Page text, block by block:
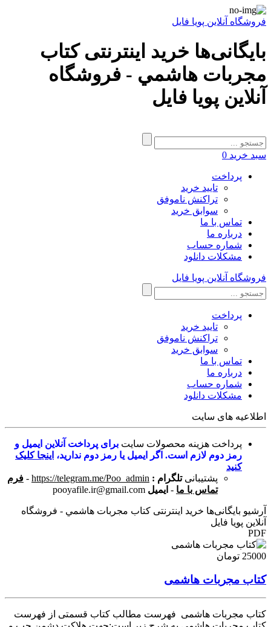
فروشگاه آنلاین پویا فایل
بایگانی‌ها خرید اینترنتی کتاب
مجربات هاشمي - فروشگاه
آنلاین پویا فایل
سبد خرید 0
پرداخت
تایید خرید
تراکنش ناموفق
سوابق خرید
تماس با ما
درباره ما
شماره حساب
مشکلات دانلود
فروشگاه آنلاین پویا فایل
پرداخت
تایید خرید
تراکنش ناموفق
سوابق خرید
تماس با ما
درباره ما
شماره حساب
مشکلات دانلود
اطلاعیه های سایت
پرداخت هزینه محصولات سایت برای پرداخت آنلاین ایمیل و
رمز دوم لازم است. اگر ایمیل یا رمز دوم ندارید، اینجا کلیک
کنید
پشتیبانی تلگرام : https://telegram.me/Poo_admin
- فرم
تماس با ما - ایمیل pooyafile.ir@gmail.com
آرشیو بایگانی‌ها خرید اینترنتی کتاب مجربات هاشمي - فروشگاه
آنلاین پویا فایل
PDF
25000 تومان
کتاب مجربات هاشمی
کتاب مجربات هاشمی فهرست مطالب کتاب قسمتی از فهرست